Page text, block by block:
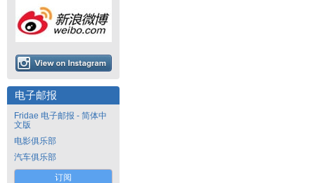
电子邮报
Fridae 电子邮报 - 简体中
文版
电影俱乐部
汽车俱乐部
订阅